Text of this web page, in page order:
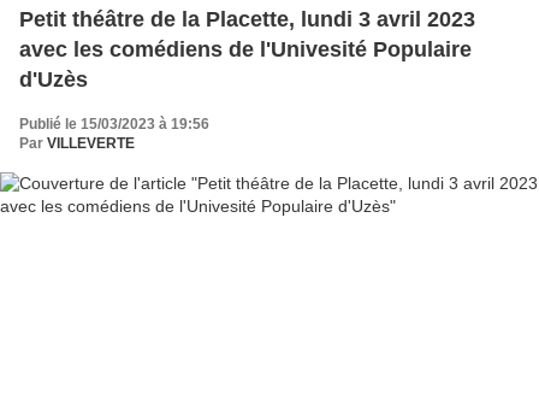
Petit théâtre de la Placette, lundi 3 avril 2023
avec les comédiens de l'Univesité Populaire
d'Uzès
Publié le 15/03/2023 à 19:56
Par VILLEVERTE